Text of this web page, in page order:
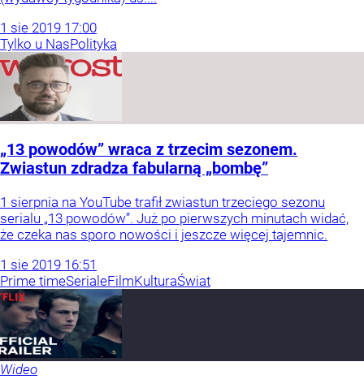
1 sie 2019 17:00
Tylko u NasPolityka
„13 powodów” wraca z trzecim sezonem.
Zwiastun zdradza fabularną „bombę”
1 sierpnia na YouTube trafił zwiastun trzeciego sezonu
serialu „13 powodów”. Już po pierwszych minutach widać,
że czeka nas sporo nowości i jeszcze więcej tajemnic.
1 sie 2019 16:51
Prime timeSerialeFilmKulturaŚwiat
Wideo